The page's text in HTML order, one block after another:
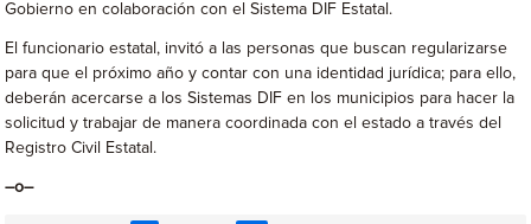
Gobierno en colaboración con el Sistema DIF Estatal.
El funcionario estatal, invitó a las personas que buscan regularizarse
para que el próximo año y contar con una identidad jurídica; para ello,
deberán acercarse a los Sistemas DIF en los municipios para hacer la
solicitud y trabajar de manera coordinada con el estado a través del
Registro Civil Estatal.
–o–